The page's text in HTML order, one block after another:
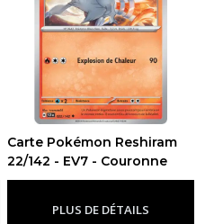
Carte Pokémon Reshiram
22/142 - EV7 - Couronne
Stellaire-Ev7 - Couronne Stellaire
PLUS DE DÉTAILS